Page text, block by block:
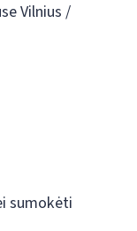
Vilnius /
sumokėti